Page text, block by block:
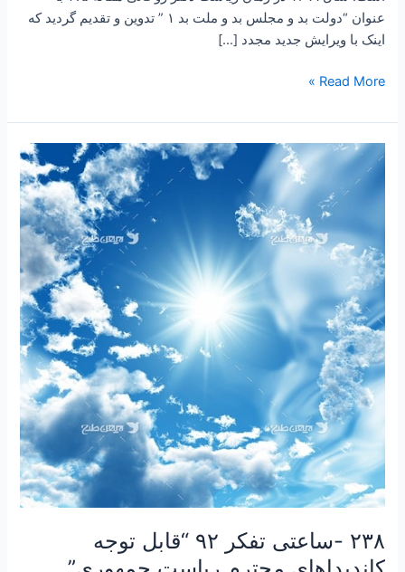
عنوان “دولت بد و مجلس بد و ملت بد ۱ ” تدوین و تقدیم گردید که
اینک با ویرایش جدید مجدد […]
Read More »
۲۳۸ -ساعتی تفکر ۹۲ “قابل توجه
۲۳۸
-ساعتی
تفکر
“قابل
توجه
کاندیداهای
محترم
ریاست
جمهوری”